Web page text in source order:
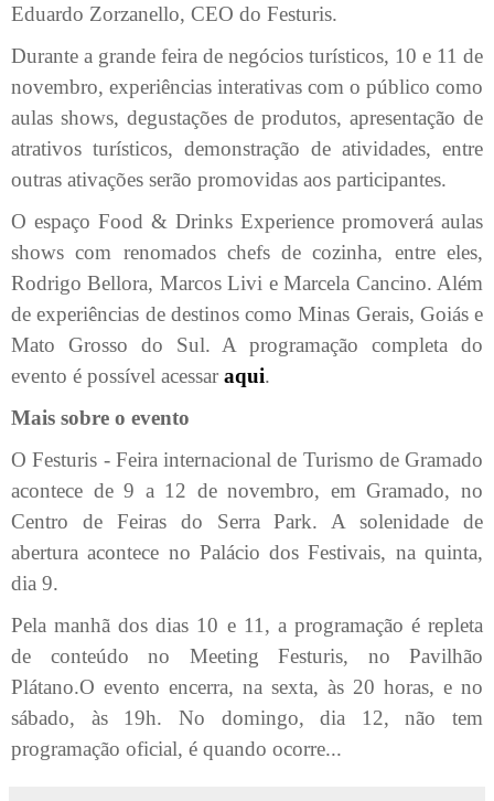
Eduardo Zorzanello, CEO do Festuris.
Durante a grande feira de negócios turísticos, 10 e 11 de
novembro, experiências interativas com o público como
aulas shows, degustações de produtos, apresentação de
atrativos turísticos, demonstração de atividades, entre
outras ativações serão promovidas aos participantes.
O espaço Food & Drinks Experience promoverá aulas
shows com renomados chefs de cozinha, entre eles,
Rodrigo Bellora, Marcos Livi e Marcela Cancino. Além
de experiências de destinos como Minas Gerais, Goiás e
Mato Grosso do Sul. A programação completa do
evento é possível acessaraqui.
Mais sobre o evento
O Festuris - Feira internacional de Turismo de Gramado
acontece de 9 a 12 de novembro, em Gramado, no
Centro de Feiras do Serra Park. A solenidade de
abertura acontece no Palácio dos Festivais, na quinta,
dia 9.
Pela manhã dos dias 10 e 11, a programação é repleta
de conteúdo no Meeting Festuris, no Pavilhão
Plátano.O evento encerra, na sexta, às 20 horas, e no
sábado, às 19h. No domingo, dia 12, não tem
programação oficial, é quando ocorre...